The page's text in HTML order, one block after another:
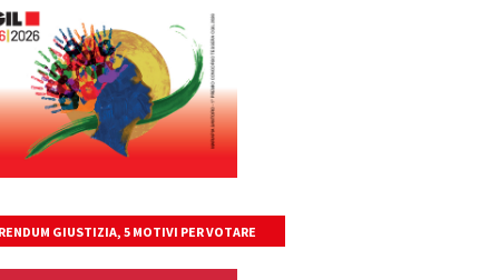
GIUSTIZIA, 5 MOTIVI PER VOTARE